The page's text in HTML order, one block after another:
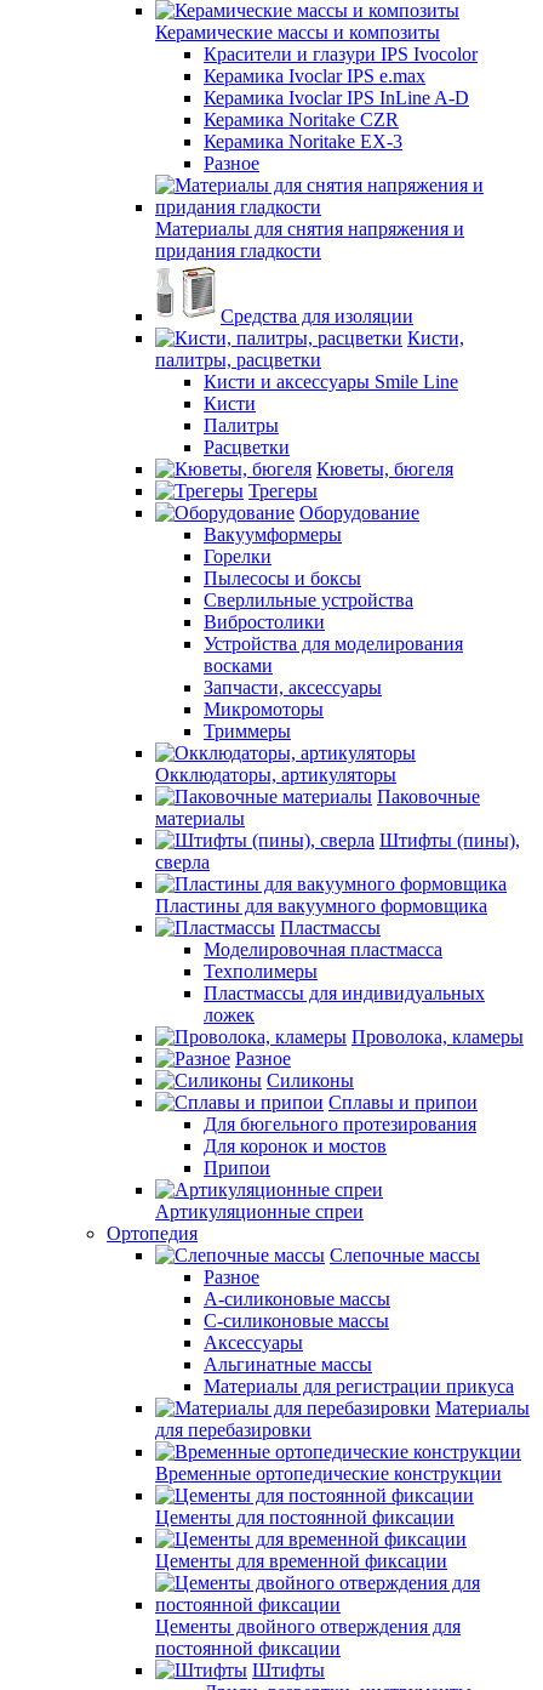
Керамические массы и композиты
Красители и глазури IPS Ivocolor
Керамика Ivoclar IPS e.max
Керамика Ivoclar IPS InLine A-D
Керамика Noritake CZR
Керамика Noritake EX-3
Разное
Материалы для снятия напряжения и
придания гладкости
Средства для изоляции
Кисти,
палитры, расцветки
Кисти и аксессуары Smile Line
Кисти
Палитры
Расцветки
Кюветы, бюгеля
Трегеры
Оборудование
Вакуумформеры
Горелки
Пылесосы и боксы
Сверлильные устройства
Вибростолики
Устройства для моделирования
восками
Запчасти, аксессуары
Микромоторы
Триммеры
Окклюдаторы, артикуляторы
Паковочные
материалы
Штифты (пины),
сверла
Пластины для вакуумного формовщика
Пластмассы
Моделировочная пластмасса
Техполимеры
Пластмассы для индивидуальных
ложек
Проволока, кламеры
Разное
Силиконы
Сплавы и припои
Для бюгельного протезирования
Для коронок и мостов
Припои
Артикуляционные спреи
Ортопедия
Слепочные массы
Разное
А-силиконовые массы
С-силиконовые массы
Аксессуары
Альгинатные массы
Материалы для регистрации прикуса
Материалы
для перебазировки
Временные ортопедические конструкции
Цементы для постоянной фиксации
Цементы для временной фиксации
Цементы двойного отверждения для
постоянной фиксации
Штифты